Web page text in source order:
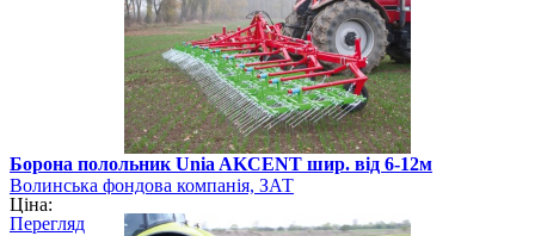
Борона полольник Unia AKCENT шир. від 6-12м
Волинська фондова компанія, ЗАТ
Ціна:
Перегляд